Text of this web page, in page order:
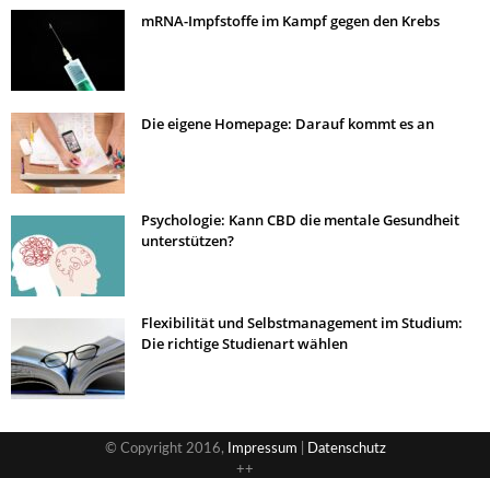
mRNA-Impfstoffe im Kampf gegen den Krebs
Die eigene Homepage: Darauf kommt es an
Psychologie: Kann CBD die mentale Gesundheit
unterstützen?
Flexibilität und Selbstmanagement im Studium:
Die richtige Studienart wählen
© Copyright 2016, Impressum
Datenschutz
++